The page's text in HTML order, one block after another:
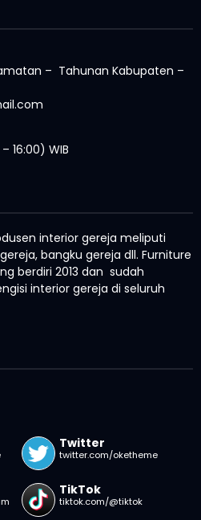
– Tahunan Kabupaten –
16:00) WIB
interior gereja meliputi
bangku gereja dll. Furniture
berdiri 2013 dan sudah
interior gereja di seluruh
Twitter
twitter.com/oketheme
TikTok
tiktok.com/@tiktok